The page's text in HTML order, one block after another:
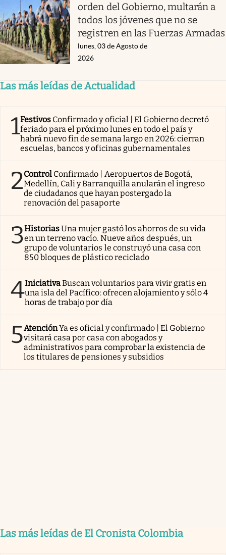
orden del Gobierno, multarán a
todos los jóvenes que no se
registren en las Fuerzas Armadas
lunes, 03 de Agosto de
2026
Las más leídas de Actualidad
1Festivos Confirmado y oficial | El Gobierno decretó
feriado para el próximo lunes en todo el país y
habrá nuevo fin de semana largo en 2026: cierran
escuelas, bancos y oficinas gubernamentales
2Control Confirmado | Aeropuertos de Bogotá,
Medellín, Cali y Barranquilla anularán el ingreso
de ciudadanos que hayan postergado la
renovación del pasaporte
3HistoriasUna mujer gastó los ahorros de su vida
en un terreno vacío. Nueve años después, un
grupo de voluntarios le construyó una casa con
850 bloques de plástico reciclado
4IniciativaBuscan voluntarios para vivir gratis en
una isla del Pacífico: ofrecen alojamiento y sólo 4
horas de trabajo por día
5AtenciónYa es oficial y confirmado | El Gobierno
visitará casa por casa con abogados y
administrativos para comprobar la existencia de
los titulares de pensiones y subsidios
Las más leídas de El Cronista Colombia